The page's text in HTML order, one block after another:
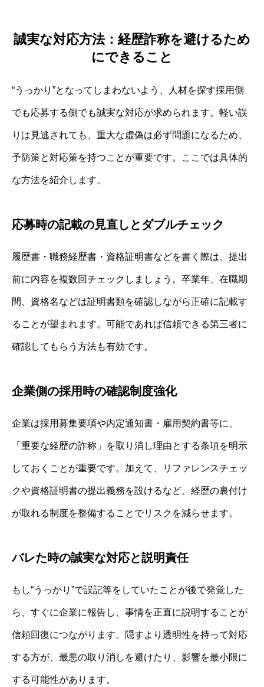
誠実な対応方法：経歴詐称を避けるため
にできること
“うっかり”となってしまわないよう、人材を探す採用側
でも応募する側でも誠実な対応が求められます。軽い誤
りは見逃されても、重大な虚偽は必ず問題になるため、
予防策と対応策を持つことが重要です。ここでは具体的
な方法を紹介します。
応募時の記載の見直しとダブルチェック
履歴書・職務経歴書・資格証明書などを書く際は、提出
前に内容を複数回チェックしましょう。卒業年、在職期
間、資格名などは証明書類を確認しながら正確に記載す
ることが望まれます。可能であれば信頼できる第三者に
確認してもらう方法も有効です。
企業側の採用時の確認制度強化
企業は採用募集要項や内定通知書・雇用契約書等に、
「重要な経歴の詐称」を取り消し理由とする条項を明示
しておくことが重要です。加えて、リファレンスチェッ
クや資格証明書の提出義務を設けるなど、経歴の裏付け
が取れる制度を整備することでリスクを減らせます。
バレた時の誠実な対応と説明責任
もし“うっかり”で誤記等をしていたことが後で発覚した
ら、すぐに企業に報告し、事情を正直に説明することが
信頼回復につながります。隠すより透明性を持って対応
する方が、最悪の取り消しを避けたり、影響を最小限に
する可能性があります。